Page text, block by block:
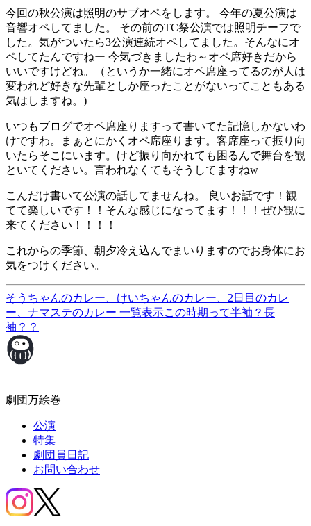
今回の秋公演は照明のサブオペをします。 今年の夏公演は
音響オペしてました。 その前のTC祭公演では照明チーフで
した。気がついたら3公演連続オペしてました。そんなにオ
ペしてたんですねー 今気づきましたわ～オペ席好きだから
いいですけどね。（というか一緒にオペ席座ってるのが人は
変われど好きな先輩としか座ったことがないってこともある
気はしますね。)
いつもブログでオペ席座りますって書いてた記憶しかないわ
けですわ。まぁとにかくオペ席座ります。客席座って振り向
いたらそこにいます。けど振り向かれても困るんで舞台を観
といてください。言われなくてもそうしてますねw
こんだけ書いて公演の話してませんね。 良いお話です！観
てて楽しいです！！そんな感じになってます！！！ぜひ観に
来てください！！！！
これからの季節、朝夕冷え込んでまいりますのでお身体にお
気をつけください。
そうちゃんのカレー、けいちゃんのカレー、2日目のカレ
ー、ナマステのカレー 一覧表示この時期って半袖？長
袖？？
劇団万絵巻
公演
特集
劇団員日記
お問い合わせ